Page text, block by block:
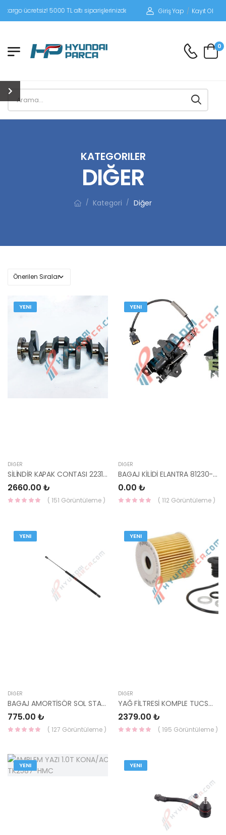
5000 TL altı siparişlerinizde siparişleriniz alıcı ödemeli gönderilir.
Giriş Yap / Kayıt Ol
0
KATEGORILER
DIĞER
/ Kategori / Diğer
YENI
DIĞER
SİLİNDİR KAPAK CONTASI 22311-03500-HMC
2660.00 ₺
( 151 Görüntüleme )
YENI
DIĞER
BAGAJ KİLİDİ ELANTRA 81230-AA010-HMC
0.00 ₺
( 112 Görüntüleme )
YENI
DIĞER
BAGAJ AMORTİSÖR SOL STAREX 81780-4A000 HMC
775.00 ₺
( 127 Görüntüleme )
YENI
DIĞER
YAĞ FİLTRESİ KOMPLE TUCSON/KONA/SPORTAGE 2016- 26310-2U000-HMC
2379.00 ₺
( 195 Görüntüleme )
YENI YENI